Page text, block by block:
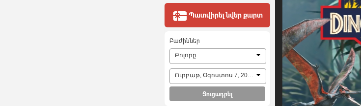
Պատվիրել նվեր քարտ
Բաժիններ
Բոլորը
Ուրբաթ, Օգոստոս 7, 2026
Ցուցադրել